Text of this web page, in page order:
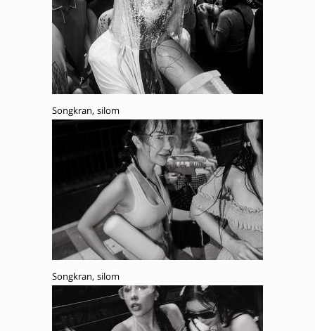
Songkran, silom
Songkran, silom